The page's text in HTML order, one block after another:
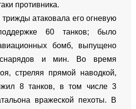
противника.
атаковала его огневую
60 танков; было
бомб, выпущено
снарядов и мин. Во время
стреляя прямой наводкой,
8 танков, в том числе 3
вражеской пехоты. В